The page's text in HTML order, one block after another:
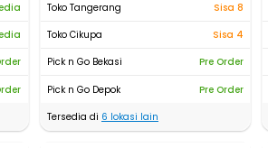
Toko Tangerang
Sisa 8
Toko Cikupa
Sisa 4
Pick n Go Bekasi
Pre Order
Pick n Go Depok
Pre Order
Tersedia di 6 lokasi lain